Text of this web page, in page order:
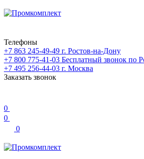
Телефоны
+7 863 245-49-49 г. Ростов-на-Дону
+7 800 775-41-03 Бесплатный звонок по
+7 495 256-44-03 г. Москва
Заказать звонок
0
0
0